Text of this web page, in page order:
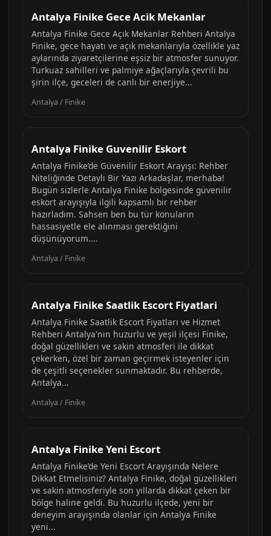
Antalya Finike Gece Acik Mekanlar
Antalya Finike Gece Açık Mekanlar Rehberi Antalya
Finike, gece hayatı ve açık mekanlarıyla özellikle yaz
aylarında ziyaretçilerine eşsiz bir atmosfer sunuyor.
Turkuaz sahilleri ve palmiye ağaçlarıyla çevrili bu
şirin ilçe, geceleri de canlı bir enerjiye...
Antalya / Finike
Antalya Finike Guvenilir Eskort
Antalya Finike’de Güvenilir Eskort Arayışı: Rehber
Niteliğinde Detaylı Bir Yazı Arkadaşlar, merhaba!
Bugün sizlerle Antalya Finike bölgesinde güvenilir
eskort arayışıyla ilgili kapsamlı bir rehber
hazırladım. Sahsen ben bu tür konuların
hassasiyetle ele alınması gerektiğini
düşünüyorum....
Antalya / Finike
Antalya Finike Saatlik Escort Fiyatlari
Antalya Finike Saatlik Escort Fiyatları ve Hizmet
Rehberi Antalya'nın huzurlu ve yeşil ilçesi Finike,
doğal güzellikleri ve sakin atmosferi ile dikkat
çekerken, özel bir zaman geçirmek isteyenler için
de çeşitli seçenekler sunmaktadır. Bu rehberde,
Antalya...
Antalya / Finike
Antalya Finike Yeni Escort
Antalya Finike’de Yeni Escort Arayışında Nelere
Dikkat Etmelisiniz? Antalya Finike, doğal güzellikleri
ve sakin atmosferiyle son yıllarda dikkat çeken bir
bölge haline geldi. Bu huzurlu ilçede, yeni bir
deneyim arayışında olanlar için Antalya Finike
yeni...